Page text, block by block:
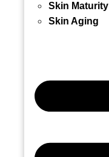
Skin Maturity
Skin Aging